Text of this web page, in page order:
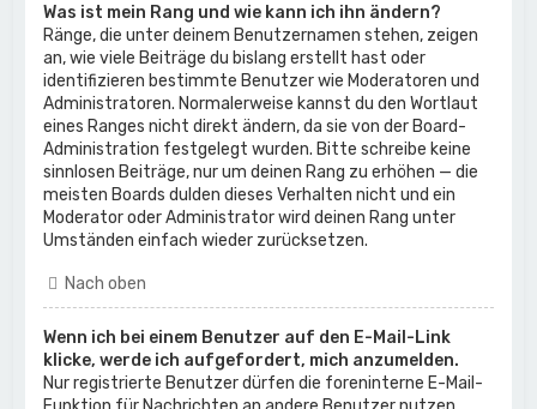
Was ist mein Rang und wie kann ich ihn ändern?
Ränge, die unter deinem Benutzernamen stehen, zeigen
an, wie viele Beiträge du bislang erstellt hast oder
identifizieren bestimmte Benutzer wie Moderatoren und
Administratoren. Normalerweise kannst du den Wortlaut
eines Ranges nicht direkt ändern, da sie von der Board-
Administration festgelegt wurden. Bitte schreibe keine
sinnlosen Beiträge, nur um deinen Rang zu erhöhen — die
meisten Boards dulden dieses Verhalten nicht und ein
Moderator oder Administrator wird deinen Rang unter
Umständen einfach wieder zurücksetzen.
Nach oben
Wenn ich bei einem Benutzer auf den E-Mail-Link
klicke, werde ich aufgefordert, mich anzumelden.
Nur registrierte Benutzer dürfen die foreninterne E-Mail-